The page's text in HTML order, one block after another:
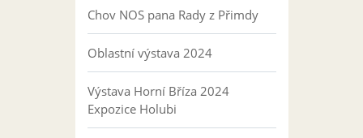
Chov NOS pana Rady z Přimdy
Oblastní výstava 2024
Výstava Horní Bříza 2024
Expozice Holubi